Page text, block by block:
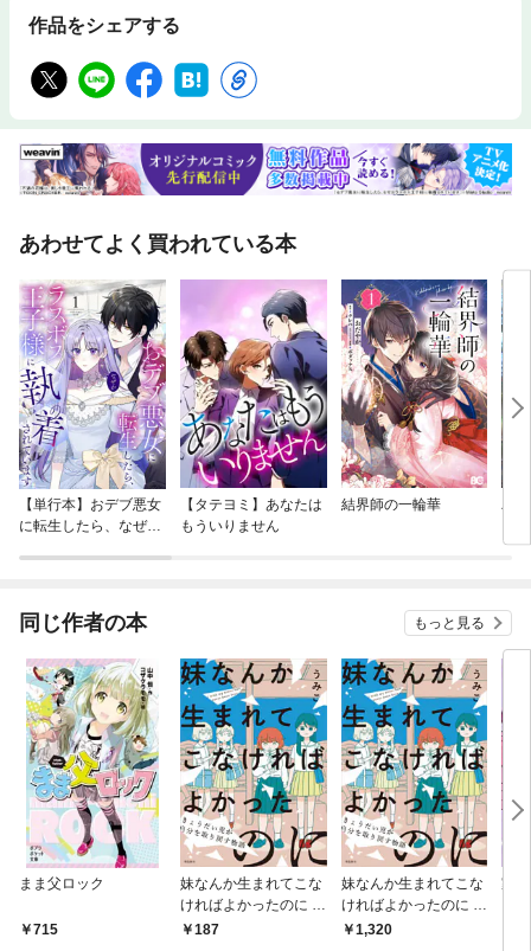
作品をシェアする
あわせてよく買われている本
【単行本】おデブ悪女
に転生したら、なぜか
【タテヨミ】あなたは
もういりません
結界師の一輪華
バ
今
同じ作者の本 もっと見る
まま父ロック
715
妹なんか生まれてこな
ければよかったのに -
きょうだい児が自分を
187
妹なんか生まれてこな
ければよかったのに き
ょうだい児が自分を取
1,320
家